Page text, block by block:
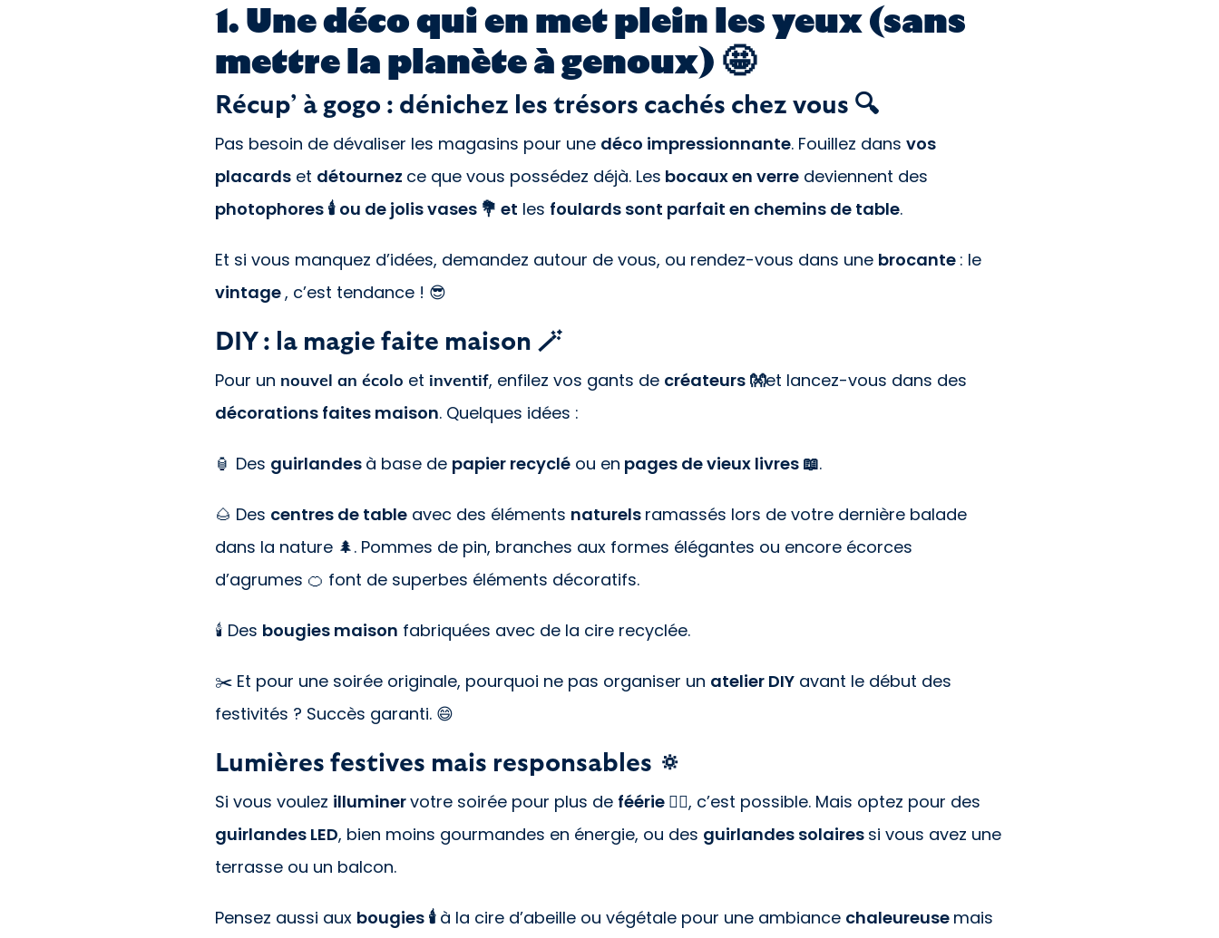
1. Une déco qui en met plein les yeux (sans
mettre la planète à genoux) 🤩
Récup’ à gogo : dénichez les trésors cachés chez vous 🔍
Pas besoin de dévaliser les magasins pour une déco impressionnante. Fouillez dans vos
placards et détournez ce que vous possédez déjà. Les bocaux en verre deviennent des
photophores 🕯️ ou de jolis vases 💐 et les foulards sont parfait en chemins de table.
Et si vous manquez d’idées, demandez autour de vous, ou rendez-vous dans une brocante : le
vintage, c’est tendance ! 😎
DIY : la magie faite maison 🪄
Pour un nouvel an écolo et inventif, enfilez vos gants de créateurs 👐et lancez-vous dans des
décorations faites maison. Quelques idées :
🏮 Des guirlandes à base de papier recyclé ou en pages de vieux livres 📖.
🌰 Des centres de table avec des éléments naturels ramassés lors de votre dernière balade
dans la nature 🌲. Pommes de pin, branches aux formes élégantes ou encore écorces
d’agrumes 🍊 font de superbes éléments décoratifs.
🕯️ Des bougies maison fabriquées avec de la cire recyclée.
✂️ Et pour une soirée originale, pourquoi ne pas organiser un atelier DIY avant le début des
festivités ? Succès garanti. 😄
Lumières festives mais responsables 🔅
Si vous voulez illuminervotre soirée pour plus de féérie 🧚‍♂️, c’est possible. Mais optez pour des
guirlandes LED, bien moins gourmandes en énergie, ou des guirlandes solaires si vous avez une
terrasse ou un balcon.
Pensez aussi aux bougies 🕯️ à la cire d’abeille ou végétale pour une ambiance chaleureuse mais